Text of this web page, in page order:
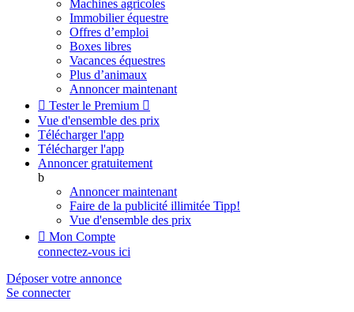
Machines agricoles
Immobilier équestre
Offres d’emploi
Boxes libres
Vacances équestres
Plus d’animaux
Annoncer maintenant
 Tester le Premium 
Vue d'ensemble des prix
Télécharger l'app
Télécharger l'app
Annoncer gratuitement
b
Annoncer maintenant
Faire de la publicité illimitée Tipp!
Vue d'ensemble des prix
 Mon Compte
connectez-vous ici
Déposer votre annonce
Se connecter